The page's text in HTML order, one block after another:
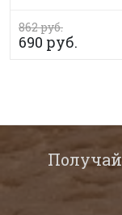
862 руб.
690 руб.